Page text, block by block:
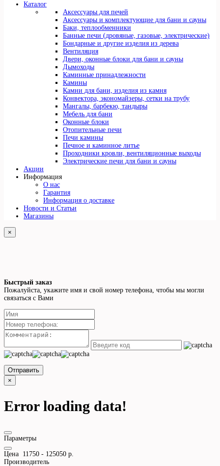
Каталог
Аксессуары для печей
Аксессуары и комплектующие для бани и сауны
Баки, теплообменники
Банные печи (дровяные, газовые, электрические)
Бондарные и другие изделия из дерева
Вентиляция
Двери, оконные блоки для бани и сауны
Дымоходы
Каминные принадлежности
Камины
Камни для бани, изделия из камня
Конвектора, экономайзеры, сетки на трубу
Мангалы, барбекю, тандыры
Мебель для бани
Оконные блоки
Отопительные печи
Печи камины
Печное и каминное литье
Проходники кровли, вeнтиляционные выходы
Электрические печи для бани и сауны
Акции
Информация
О нас
Гарантия
Информация о доставке
Новости и Статьи
Магазины
×
Быстрый заказ
Пожалуйста, укажите имя и свой номер телефона, чтобы мы могли
связаться с Вами
Отправить
×
Error loading data!
Параметры
Цена 11750 - 125050 р.
Производитель